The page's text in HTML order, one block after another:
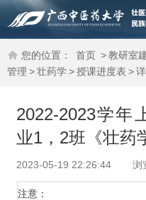
您的位置： 首页 >教研室
管理 >壮药学>授课进度表 >
2022-2023学年
业1，2班《壮药
2023-05-19 22:26:44 浏
注意：